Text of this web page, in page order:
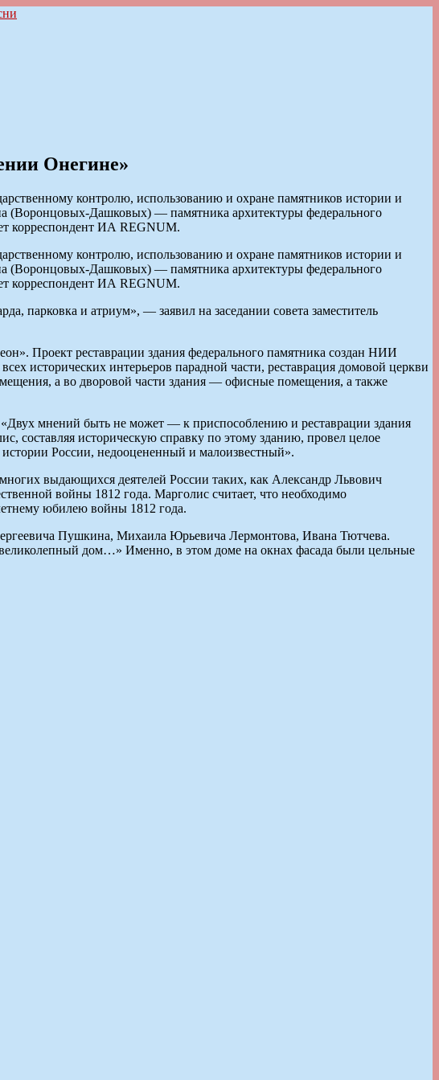
Онегине»
контролю, использованию и охране памятников истории и
(Воронцовых-Дашковых) — памятника архитектуры федерального
корреспондент ИА REGNUM.
контролю, использованию и охране памятников истории и
(Воронцовых-Дашковых) — памятника архитектуры федерального
корреспондент ИА REGNUM.
парковка и атриум», — заявил на заседании совета заместитель
Проект реставрации здания федерального памятника создан НИИ
исторических интерьеров парадной части, реставрация домовой церкви
а во дворовой части здания — офисные помещения, а также
«Двух мнений быть не может — к приспособлению и реставрации здания
составляя историческую справку по этому зданию, провел целое
России, недооцененный и малоизвестный».
выдающихся деятелей России таких, как Александр Львович
войны 1812 года. Марголис считает, что необходимо
юбилею войны 1812 года.
Пушкина, Михаила Юрьевича Лермонтова, Ивана Тютчева.
дом…» Именно, в этом доме на окнах фасада были цельные